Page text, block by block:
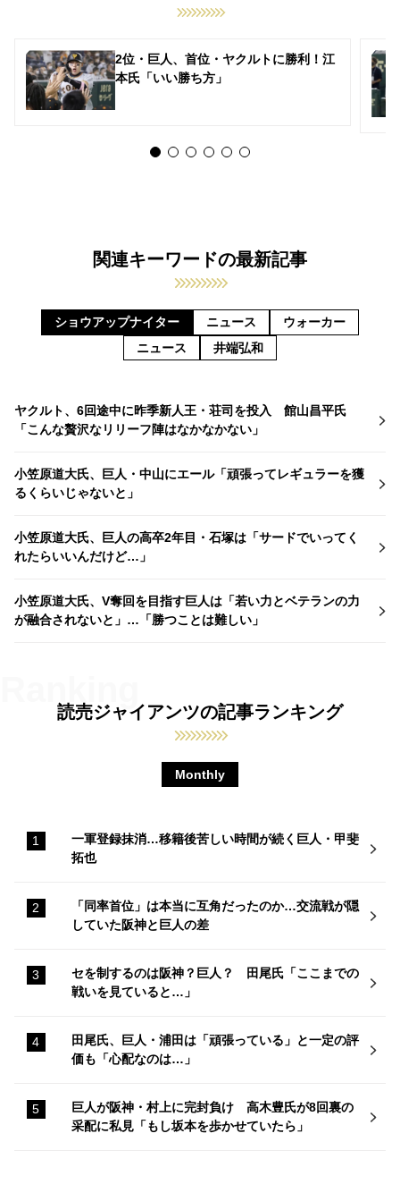
2位・巨人、首位・ヤクルトに勝利！江
本氏「いい勝ち方」
関連キーワードの最新記事
ショウアップナイター ニュース
ウォーカー
ニュース
井端弘和
ヤクルト、6回途中に昨季新人王・荘司を投入 館山昌平氏
「こんな贅沢なリリーフ陣はなかなかない」
小笠原道大氏、巨人・中山にエール「頑張ってレギュラーを獲
るくらいじゃないと」
小笠原道大氏、巨人の高卒2年目・石塚は「サードでいってく
れたらいいんだけど…」
小笠原道大氏、V奪回を目指す巨人は「若い力とベテランの力
が融合されないと」…「勝つことは難しい」
読売ジャイアンツの記事ランキング
Monthly
一軍登録抹消…移籍後苦しい時間が続く巨人・甲斐
拓也
「同率首位」は本当に互角だったのか…交流戦が隠
していた阪神と巨人の差
セを制するのは阪神？巨人？ 田尾氏「ここまでの
戦いを見ていると…」
田尾氏、巨人・浦田は「頑張っている」と一定の評
価も「心配なのは…」
巨人が阪神・村上に完封負け 高木豊氏が8回裏の
采配に私見「もし坂本を歩かせていたら」